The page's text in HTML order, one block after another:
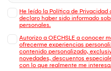
He leído la Política de Privacidad
declaro haber sido informado
personales.
Autorizo a OECHSLE a conocer
ofrecerme experiencias
contenido personalizado,
novedades, descuentos
con lo que realmente me interesa.